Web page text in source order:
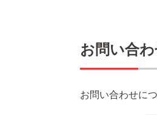
お問い合
お問い合わせに